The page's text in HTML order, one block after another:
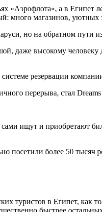
а в Египет
магазинов, уютных
но на обратном пути
даже высокому
системе резервации
перерыва, стал
ищут и приобретают
посетили более 50 тысяч
туристов в Египет,
быстрее